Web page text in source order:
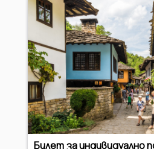
Билет за индивидуално